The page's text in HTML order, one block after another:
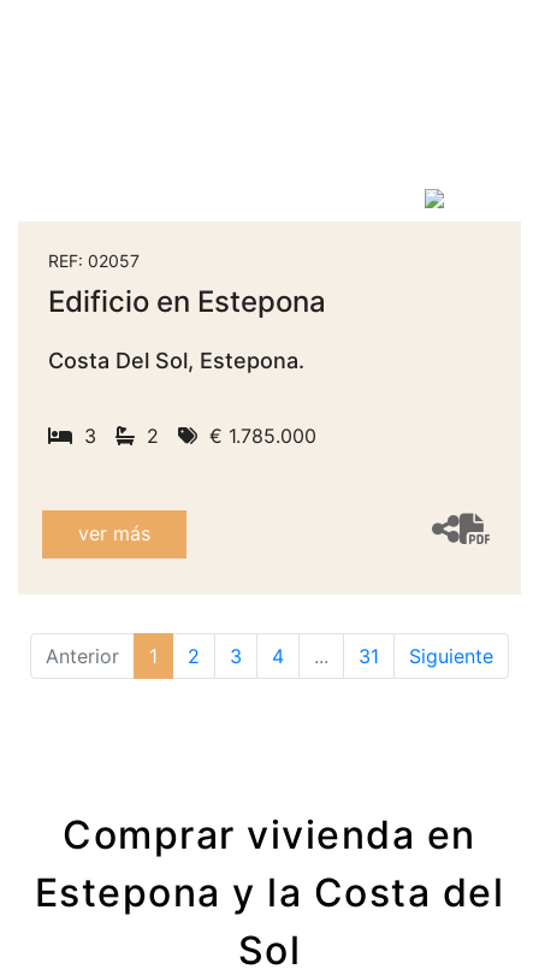
REF: 02057
Edificio en Estepona
Costa Del Sol, Estepona.
3 2 € 1.785.000
ver más
Anterior 1 2 3 4 ... 31 Siguiente
Comprar vivienda en
Estepona y la Costa del
Sol